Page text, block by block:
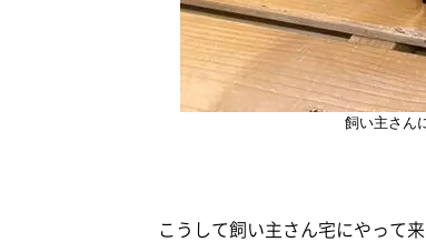
飼い主さん
こうして飼い主さん宅にやって